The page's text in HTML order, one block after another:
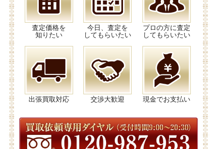
査定価格を
知りたい
今日、査定を
してもらいたい
プロの方に査定
してもらいたい
出張買取対応 交渉大歓迎 現金でお支払い